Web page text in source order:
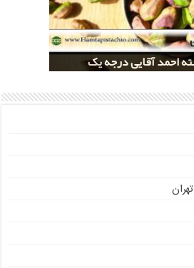
اکبری صادراتی
احمد آقایی درجه یک
صادراتی رفسنجان
رفسنجان صادراتی
اکبری بسته بندی شده